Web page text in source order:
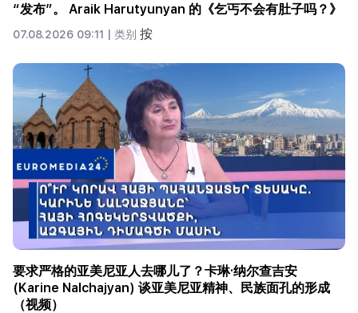
“发布”。 Araik Harutyunyan 的《乞丐不会有肚子吗？》
07.08.2026 09:11 | 类别 按
要求严格的亚美尼亚人去哪儿了？卡琳·纳尔查吉安
(Karine Nalchajyan) 谈亚美尼亚精神、民族面孔的形成
（视频）